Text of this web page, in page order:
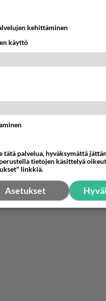
kehittäminen
käyttö
palvelua, hyväksymättä
tietojen käsittelyä
linkkiä.
Asetukset